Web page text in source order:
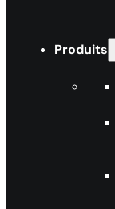
Produits